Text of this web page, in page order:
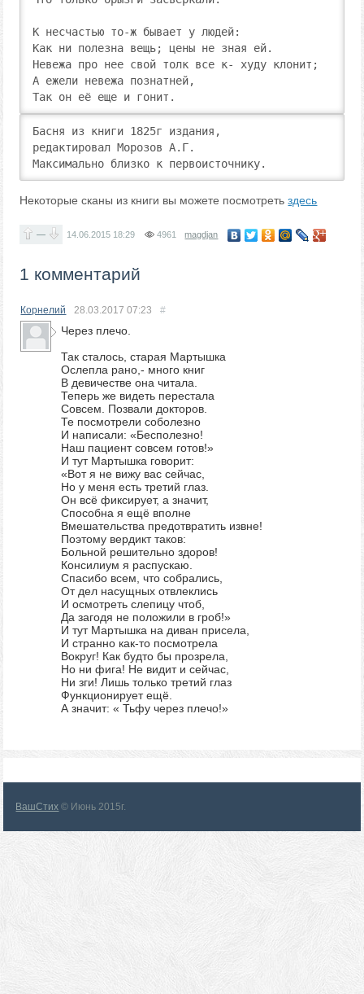
К несчастью то-ж бывает у людей:
Как ни полезна вещь; цены не зная ей.
Невежа про нее свой толк все к- худу клонит;
А ежели невежа познатней,
Так oн её еще и гонит.
Басня из книги 1825г издания,
редактировал Морозов А.Г.
Максимально близко к первоисточнику.
Некоторые сканы из книги вы можете посмотретьздесь
— 14.06.2015 18:29 4961 magdjan
1 комментарий
Корнелий 28.03.201707:23 #
Через плечо.
Так сталось, старая Мартышка
Ослепла рано,- много книг
В девичестве она читала.
Теперь же видеть перестала
Совсем. Позвали докторов.
Те посмотрели соболезно
И написали: «Бесполезно!
Наш пациент совсем готов!»
И тут Мартышка говорит:
«Вот я не вижу вас сейчас,
Но у меня есть третий глаз.
Он всё фиксирует, а значит,
Способна я ещё вполне
Вмешательства предотвратить извне!
Поэтому вердикт таков:
Больной решительно здоров!
Консилиум я распускаю.
Спасибо всем, что собрались,
От дел насущных отвлеклись
И осмотреть слепицу чтоб,
Да загодя не положили в гроб!»
И тут Мартышка на диван присела,
И странно как-то посмотрела
Вокруг! Как будто бы прозрела,
Но ни фига! Не видит и сейчас,
Ни зги! Лишь только третий глаз
Функционирует ещё.
А значит: « Тьфу через плечо!»
ВашСтих © Июнь 2015г.